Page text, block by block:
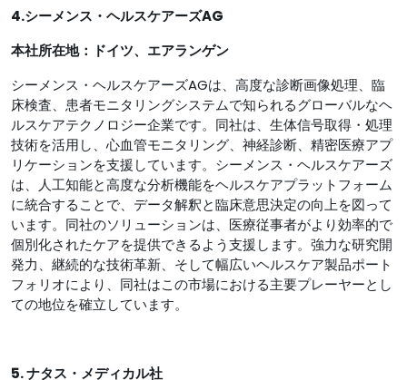
4.シーメンス・ヘルスケアーズAG
本社所在地：ドイツ、エアランゲン
シーメンス・ヘルスケアーズAGは、高度な診断画像処理、臨
床検査、患者モニタリングシステムで知られるグローバルなヘ
ルスケアテクノロジー企業です。同社は、生体信号取得・処理
技術を活用し、心血管モニタリング、神経診断、精密医療アプ
リケーションを支援しています。シーメンス・ヘルスケアーズ
は、人工知能と高度な分析機能をヘルスケアプラットフォーム
に統合することで、データ解釈と臨床意思決定の向上を図って
います。同社のソリューションは、医療従事者がより効率的で
個別化されたケアを提供できるよう支援します。強力な研究開
発力、継続的な技術革新、そして幅広いヘルスケア製品ポート
フォリオにより、同社はこの市場における主要プレーヤーとし
ての地位を確立しています。
5. ナタス・メディカル社